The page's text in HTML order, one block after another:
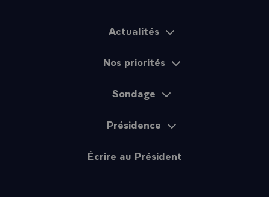
Actualités
Nos priorités
Sondage
Présidence
Écrire au Président